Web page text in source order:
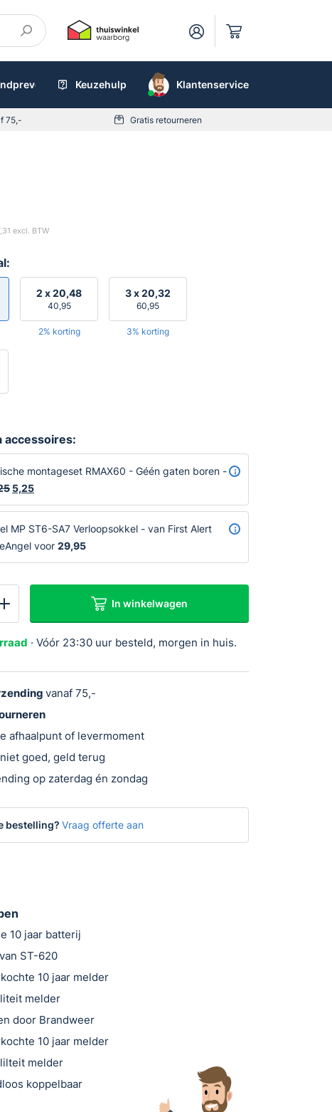
AED
Keuzehulp Klantenservice
75,- Gratis retourneren
excl. BTW
2 x20,48
40,95
2% korting
3 x20,32
60,95
3% korting
accessoires:
montageset RMAX60 - Géén gaten boren -
Oorspronkelijke
prijs
was:
€6,25.
5,25
prijs
is:
€5,25.
MP ST6-SA7 Verloopsokkel - van First Alert
voor 29,95
In winkelwagen
· Vóór 23:30 uur besteld, morgen in huis.
vanaf 75,-
afhaalpunt of levermoment
goed, geld terug
op zaterdag én zondag
bestelling? Vraag offerte aan
10 jaar batterij
ST-620
10 jaar melder
melder
door Brandweer
10 jaar melder
melder
koppelbaar